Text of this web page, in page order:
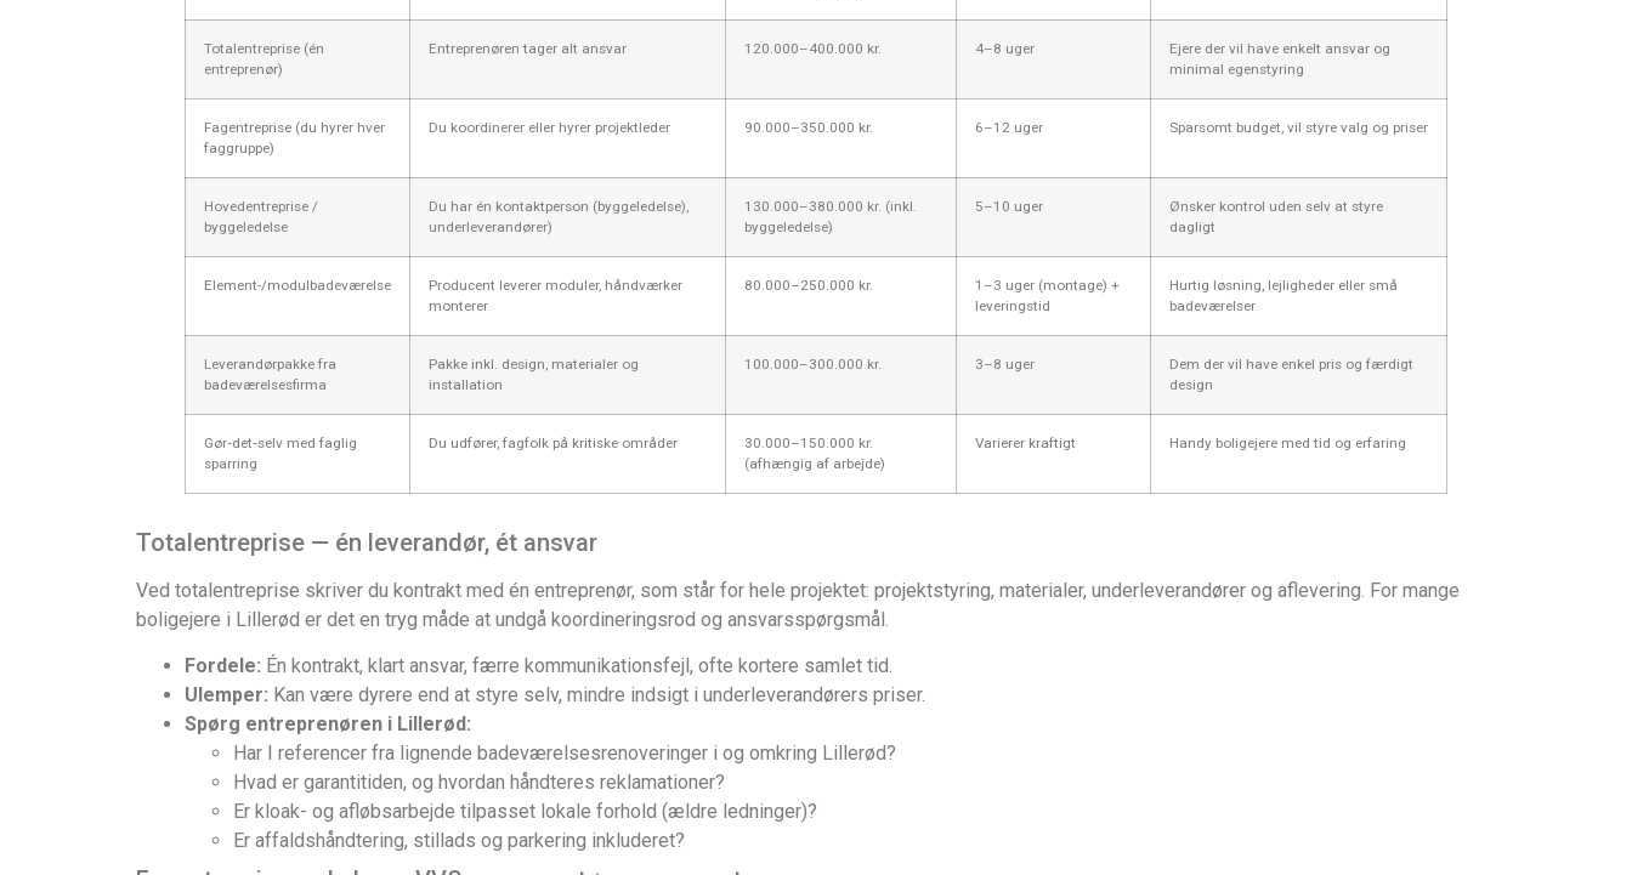
Totalentreprise (én
entreprenør)
Entreprenøren tager alt ansvar 120.000–400.000 kr. 4–8 uger
Ejere der vil have enkelt ansvar og
minimal egenstyring
Fagentreprise (du hyrer hver
faggruppe)
Du koordinerer eller hyrer projektleder 90.000–350.000 kr. 6–12 uger Sparsomt budget, vil styre valg og priser
Hovedentreprise /
byggeledelse
Du har én kontaktperson (byggeledelse),
underleverandører)
130.000–380.000 kr. (inkl.
byggeledelse)
5–10 uger
Ønsker kontrol uden selv at styre
dagligt
Element-/modulbadeværelse
Producent leverer moduler, håndværker
monterer
80.000–250.000 kr.
1–3 uger (montage) +
leveringstid
Hurtig løsning, lejligheder eller små
badeværelser
Leverandørpakke fra
badeværelsesfirma
Pakke inkl. design, materialer og
installation
100.000–300.000 kr. 3–8 uger
Dem der vil have enkel pris og færdigt
design
Gør‑det‑selv med faglig
sparring
Du udfører, fagfolk på kritiske områder
30.000–150.000 kr.
(afhængig af arbejde)
Varierer kraftigt Handy boligejere med tid og erfaring
Totalentreprise — én leverandør, ét ansvar
Ved totalentreprise skriver du kontrakt med én entreprenør, som står for hele projektet: projektstyring, materialer, underleverandører og aflevering. For mange
boligejere i Lillerød er det en tryg måde at undgå koordineringsrod og ansvarsspørgsmål.
Fordele: Én kontrakt, klart ansvar, færre kommunikationsfejl, ofte kortere samlet tid.
Ulemper: Kan være dyrere end at styre selv, mindre indsigt i underleverandørers priser.
Spørg entreprenøren i Lillerød:
Har I referencer fra lignende badeværelsesrenoveringer i og omkring Lillerød?
Hvad er garantitiden, og hvordan håndteres reklamationer?
Er kloak- og afløbsarbejde tilpasset lokale forhold (ældre ledninger)?
Er affaldshåndtering, stillads og parkering inkluderet?